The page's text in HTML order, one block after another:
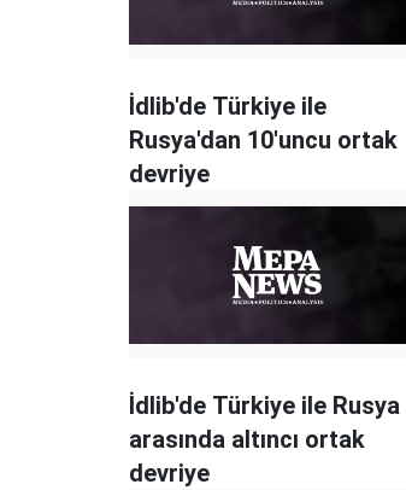
İdlib'de Türkiye ile
Rusya'dan 10'uncu ortak
devriye
İdlib'de Türkiye ile Rusya
arasında altıncı ortak
devriye